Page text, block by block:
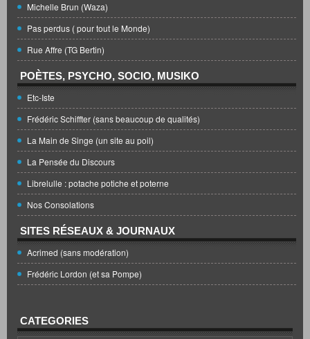
Michelle Brun (Waza)
Pas perdus ( pour tout le Monde)
Rue Affre (TG Bertin)
POÈTES, PSYCHO, SOCIO, MUSIKO
Etc-Iste
Frédéric Schiffter (sans beaucoup de qualités)
La Main de Singe (un site au poil)
La Pensée du Discours
Librelulle : potache potiche et poterne
Nos Consolations
SITES RÉSEAUX & JOURNAUX
Acrimed (sans modération)
Frédéric Lordon (et sa Pompe)
CATEGORIES